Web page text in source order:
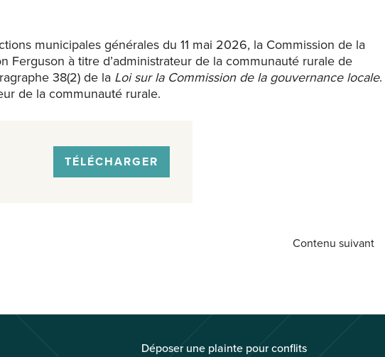
municipales générales du 11 mai 2026, la Commission de la
à titre d’administrateur de la communauté rurale de
38(2) de la Loi sur la Commission de la gouvernance locale.
de la communauté rurale.
TÉLÉCHARGER
Contenu suivant
Déposer une plainte pour conflits